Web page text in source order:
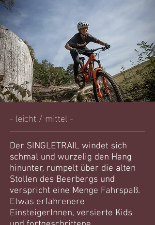
- leicht / mittel -
Der SINGLETRAIL windet sich
schmal und wurzelig den Hang
hinunter, rumpelt über die alten
Stollen des Beerbergs und
verspricht eine Menge Fahrspaß.
Etwas erfahrenere
EinsteigerInnen, versierte Kids